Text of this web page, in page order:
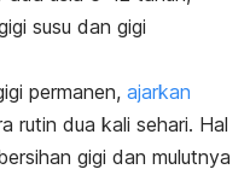
susu dan gigi
permanen, ajarkan
rutin dua kali sehari. Hal
gigi dan mulutnya